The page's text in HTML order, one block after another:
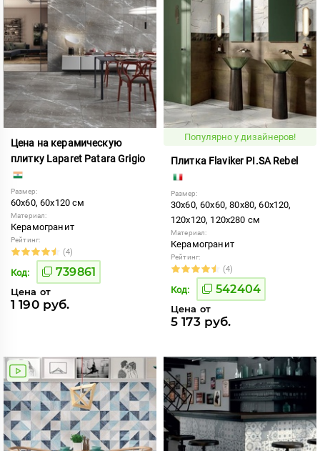
Цена на керамическую
плитку Laparet Patara Grigio
Размер:
60x60, 60x120 см
Материал:
Керамогранит
Рейтинг:
(4)
Код: 739861
Цена от
1 190 руб.
Популярно у дизайнеров!
Плитка Flaviker PI.SA Rebel
Размер:
30x60, 60x60, 80x80, 60x120,
120x120, 120x280 см
Материал:
Керамогранит
Рейтинг:
(4)
Код: 542404
Цена от
5 173 руб.